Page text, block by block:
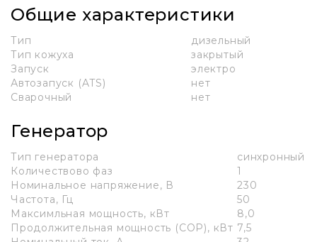
Общие характеристики
Тип
дизельный
Тип кожуха
закрытый
Запуск
электро
Автозапуск (ATS)
нет
Сварочный
нет
Генератор
Тип генератора
синхронный
Количествово фаз
1
Номинальное напряжение, В
230
Частота, Гц
50
Максимльная мощность, кВт
8,0
Продолжительная мощность (COP), кВт 7,5